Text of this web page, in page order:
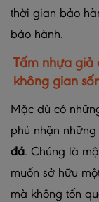
thời gian bảo
bảo hành.
Tấm nhựa giả
không gian
Mặc dù có
phủ nhận
đá. Chúng là
muốn sở hữu
mà không tốn